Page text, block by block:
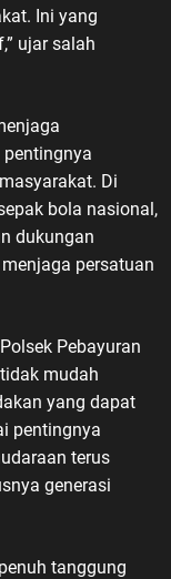
Ini yang
ujar salah
Di
bola nasional,
dukungan
persatuan
Pebayuran
mudah
yang dapat
pentingnya
terus
generasi
tanggung